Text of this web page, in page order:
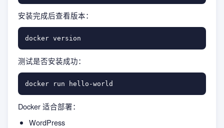
安装完成后查看版本：
测试是否安装成功：
Docker 适合部署：
WordPress